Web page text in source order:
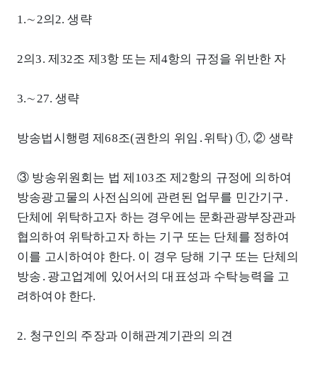
1.∼2의2. 생략
2의3. 제32조 제3항 또는 제4항의 규정을 위반한 자
3.∼27. 생략
방송법시행령 제68조(권한의 위임․위탁) ①, ② 생략
③ 방송위원회는 법 제103조 제2항의 규정에 의하여
방송광고물의 사전심의에 관련된 업무를 민간기구․
단체에 위탁하고자 하는 경우에는 문화관광부장관과
협의하여 위탁하고자 하는 기구 또는 단체를 정하여
이를 고시하여야 한다. 이 경우 당해 기구 또는 단체의
방송․광고업계에 있어서의 대표성과 수탁능력을 고
려하여야 한다.
2. 청구인의 주장과 이해관계기관의 의견